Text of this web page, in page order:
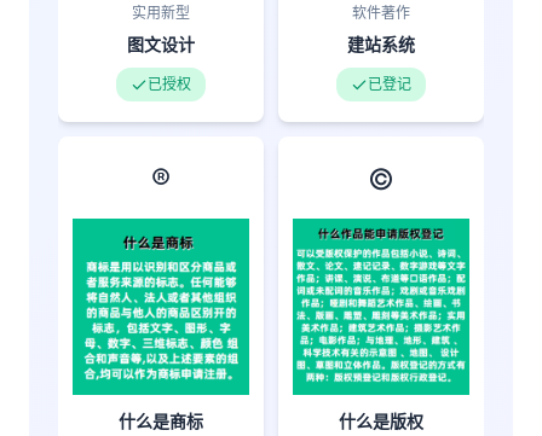
实用新型
图文设计
已授权
软件著作
建站系统
已登记
®️
什么是商标
©️
什么是版权